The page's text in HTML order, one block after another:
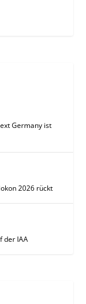
Germany ist
2026 rückt
der IAA